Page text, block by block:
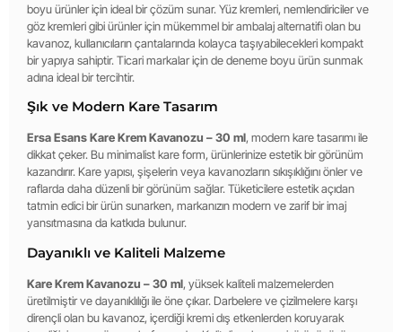
boyu ürünler için ideal bir çözüm sunar. Yüz kremleri, nemlendiriciler ve
göz kremleri gibi ürünler için mükemmel bir ambalaj alternatifi olan bu
kavanoz, kullanıcıların çantalarında kolayca taşıyabilecekleri kompakt
bir yapıya sahiptir. Ticari markalar için de deneme boyu ürün sunmak
adına ideal bir tercihtir.
Şık ve Modern Kare Tasarım
Ersa Esans Kare Krem Kavanozu – 30 ml, modern kare tasarımı ile
dikkat çeker. Bu minimalist kare form, ürünlerinize estetik bir görünüm
kazandırır. Kare yapısı, şişelerin veya kavanozların sıkışıklığını önler ve
raflarda daha düzenli bir görünüm sağlar. Tüketicilere estetik açıdan
tatmin edici bir ürün sunarken, markanızın modern ve zarif bir imaj
yansıtmasına da katkıda bulunur.
Dayanıklı ve Kaliteli Malzeme
Kare Krem Kavanozu – 30 ml, yüksek kaliteli malzemelerden
üretilmiştir ve dayanıklılığı ile öne çıkar. Darbelere ve çizilmelere karşı
dirençli olan bu kavanoz, içerdiği kremi dış etkenlerden koruyarak